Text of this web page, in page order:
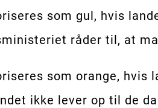
som gul, hvis
råder til, at
som orange, hvis
ikke lever op til de